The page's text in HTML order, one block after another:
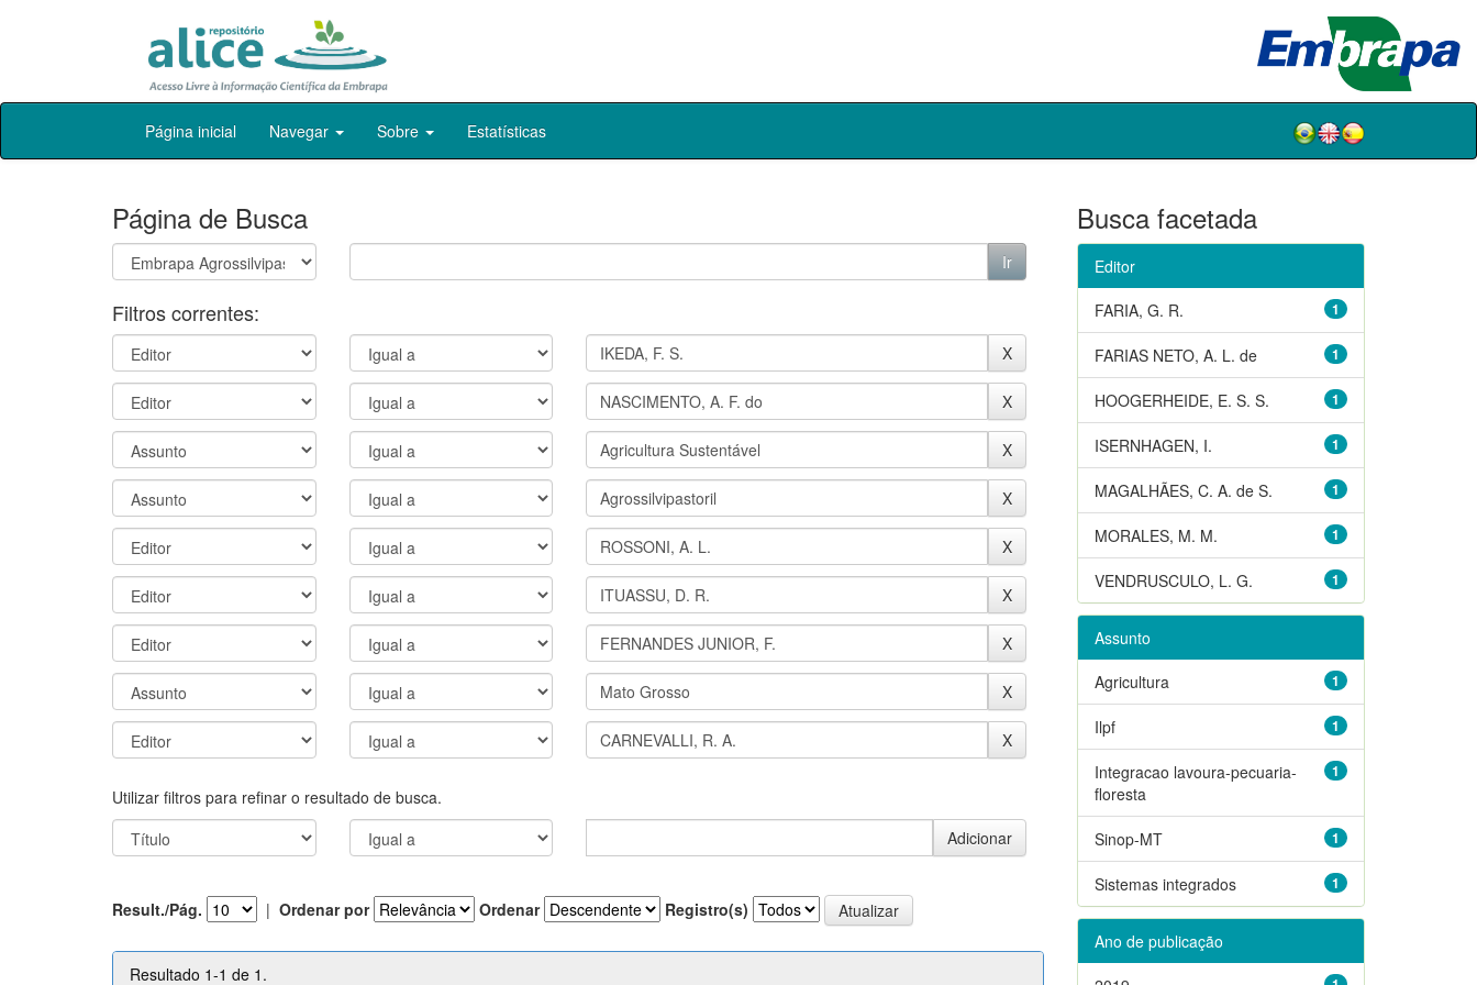
Skip
Página inicial Navegar Sobre Estatísticas
Página de Busca
Filtros correntes:
Utilizar filtros para refinar o resultado de busca.
Result./Pág. | Ordenar por Ordenar Registro(s)
Resultado 1-1 de 1.
Busca facetada
Editor
1
FARIA, G. R.
1
FARIAS NETO, A. L. de
1
HOOGERHEIDE, E. S. S.
1
ISERNHAGEN, I.
1
MAGALHÃES, C. A. de S.
1
MORALES, M. M.
1
VENDRUSCULO, L. G.
Assunto
1
Agricultura
1
Ilpf
1
Integracao lavoura-pecuaria-
floresta
1
Sinop-MT
1
Sistemas integrados
Ano de publicação